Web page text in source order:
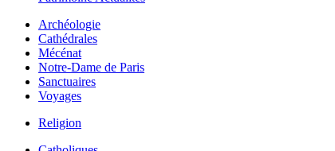
Archéologie
Cathédrales
Mécénat
Notre-Dame de Paris
Sanctuaires
Voyages
Religion